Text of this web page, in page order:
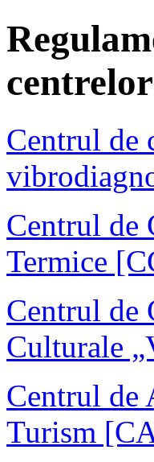
Centrul de
Centrul de
Termice
Centrul de
Culturale
Centrul de
Turism